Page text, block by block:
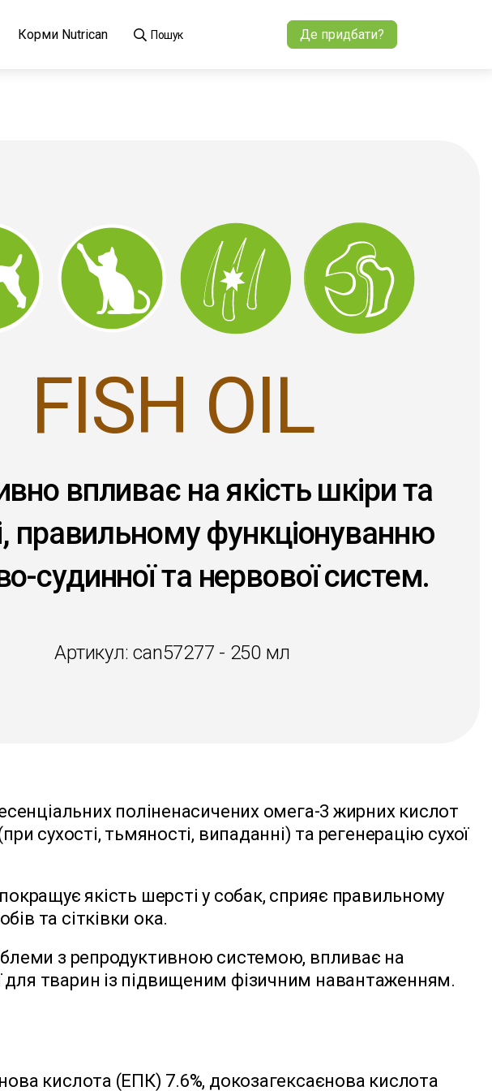
Корми Nutrican Пошук Де придбати?
FISH OIL
впливає на якість шкіри та
правильному функціонуванню
судинної та нервової систем.
Артикул: can57277 - 250 мл
поліненасичених омега-3 жирних кислот
сухості, тьмяності, випаданні) та регенерацію сухої
якість шерсті у собак, сприяє правильному
та сітківки ока.
з репродуктивною системою, впливає на
тварин із підвищеним фізичним навантаженням.
кислота (ЕПК) 7.6%, докозагексаєнова кислота